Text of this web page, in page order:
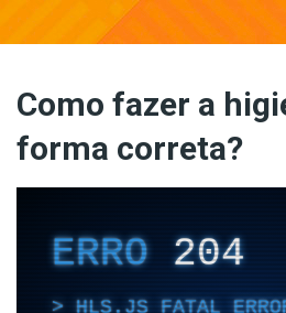
Como fazer a
forma correta?